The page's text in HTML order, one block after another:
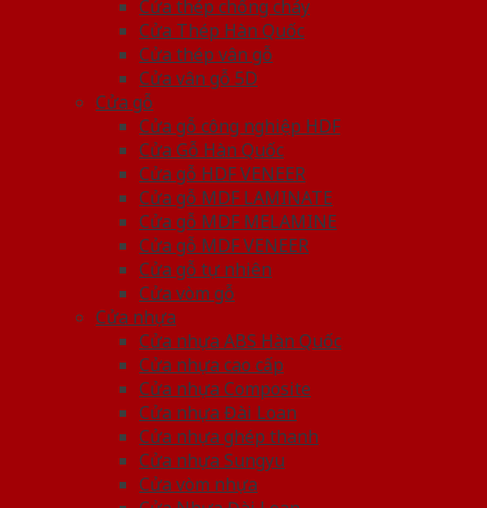
Cửa thép chống cháy
Cửa Thép Hàn Quốc
Cửa thép vân gỗ
Cửa vân gỗ 5D
Cửa gỗ
Cửa gỗ công nghiệp HDF
Cửa Gỗ Hàn Quốc
Cửa gỗ HDF VENEER
Cửa gỗ MDF LAMINATE
Cửa gỗ MDF MELAMINE
Cửa gỗ MDF VENEER
Cửa gỗ tự nhiên
Cửa vòm gỗ
Cửa nhựa
Cửa nhựa ABS Hàn Quốc
Cửa nhựa cao cấp
Cửa nhựa Composite
Cửa nhựa Đài Loan
Cửa nhựa ghép thanh
Cửa nhựa Sungyu
Cửa vòm nhựa